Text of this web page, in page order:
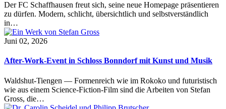
Der FC Schaffhausen freut sich, seine neue Homepage präsentieren
zu dürfen. Modern, schlicht, übersichtlich und selbstverständlich
in…
Juni 02, 2026
After-Work-Event in Schloss Bonndorf mit Kunst und Musik
Waldshut-Tiengen — Formenreich wie im Rokoko und futuristisch
wie aus einem Science-Fiction-Film sind die Arbeiten von Stefan
Gross, die…